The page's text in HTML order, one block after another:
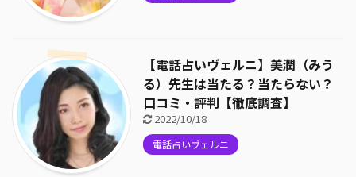
【電話占いヴェルニ】美潤（みう
る）先生は当たる？当たらない？
口コミ・評判【徹底調査】
2022/10/18
電話占いヴェルニ